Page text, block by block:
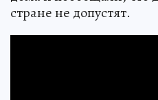
стране не допустят.